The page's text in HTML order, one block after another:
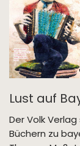
Lust auf
Der Volk
Büchern zu